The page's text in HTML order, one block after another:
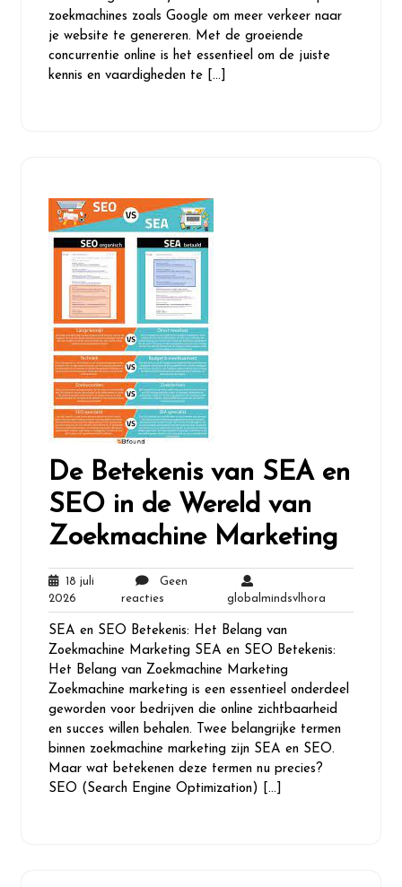
zoekmachines zoals Google om meer verkeer naar
je website te genereren. Met de groeiende
concurrentie online is het essentieel om de juiste
kennis en vaardigheden te […]
De Betekenis van SEA en
SEO in de Wereld van
Zoekmachine Marketing
18 juli
2026
juli
2026
Geen
reactiesGeen
reacties
globalmindsvlhora
SEA en SEO Betekenis: Het Belang van
Zoekmachine Marketing SEA en SEO Betekenis:
Het Belang van Zoekmachine Marketing
Zoekmachine marketing is een essentieel onderdeel
geworden voor bedrijven die online zichtbaarheid
en succes willen behalen. Twee belangrijke termen
binnen zoekmachine marketing zijn SEA en SEO.
Maar wat betekenen deze termen nu precies?
SEO (Search Engine Optimization) […]